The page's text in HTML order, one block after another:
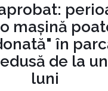
mașină
în
de la
luni